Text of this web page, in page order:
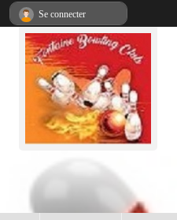
Se connecter
Panneau de gestion des cookies